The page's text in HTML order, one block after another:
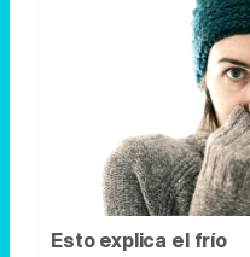
Esto explica el frío